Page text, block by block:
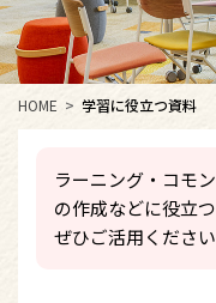
HOME 学習に役立つ資料
ラーニング・コモ
の作成などに役立
ぜひご活用ください